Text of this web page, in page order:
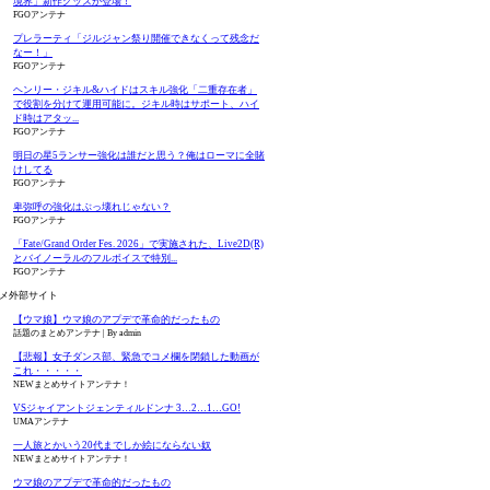
FGOアンテナ
プレラーティ「ジルジャン祭り開催できなくって残念だ
なー！」
FGOアンテナ
ヘンリー・ジキル&ハイドはスキル強化「二重存在者」
で役割を分けて運用可能に。ジキル時はサポート、ハイ
ド時はアタッ...
FGOアンテナ
明日の星5ランサー強化は誰だと思う？俺はローマに全賭
けしてる
FGOアンテナ
卑弥呼の強化はぶっ壊れじゃない？
FGOアンテナ
「Fate/Grand Order Fes. 2026」で実施された、Live2D(R)
とバイノーラルのフルボイスで特別...
FGOアンテナ
外部サイト
【ウマ娘】ウマ娘のアプデで革命的だったもの
話題のまとめアンテナ By admin
【悲報】女子ダンス部、緊急でコメ欄を閉鎖した動画が
これ・・・・・
NEWまとめサイトアンテナ！
VSジャイアントジェンティルドンナ 3…2…1…GO!
UMAアンテナ
一人旅とかいう20代までしか絵にならない奴
NEWまとめサイトアンテナ！
ウマ娘のアプデで革命的だったもの